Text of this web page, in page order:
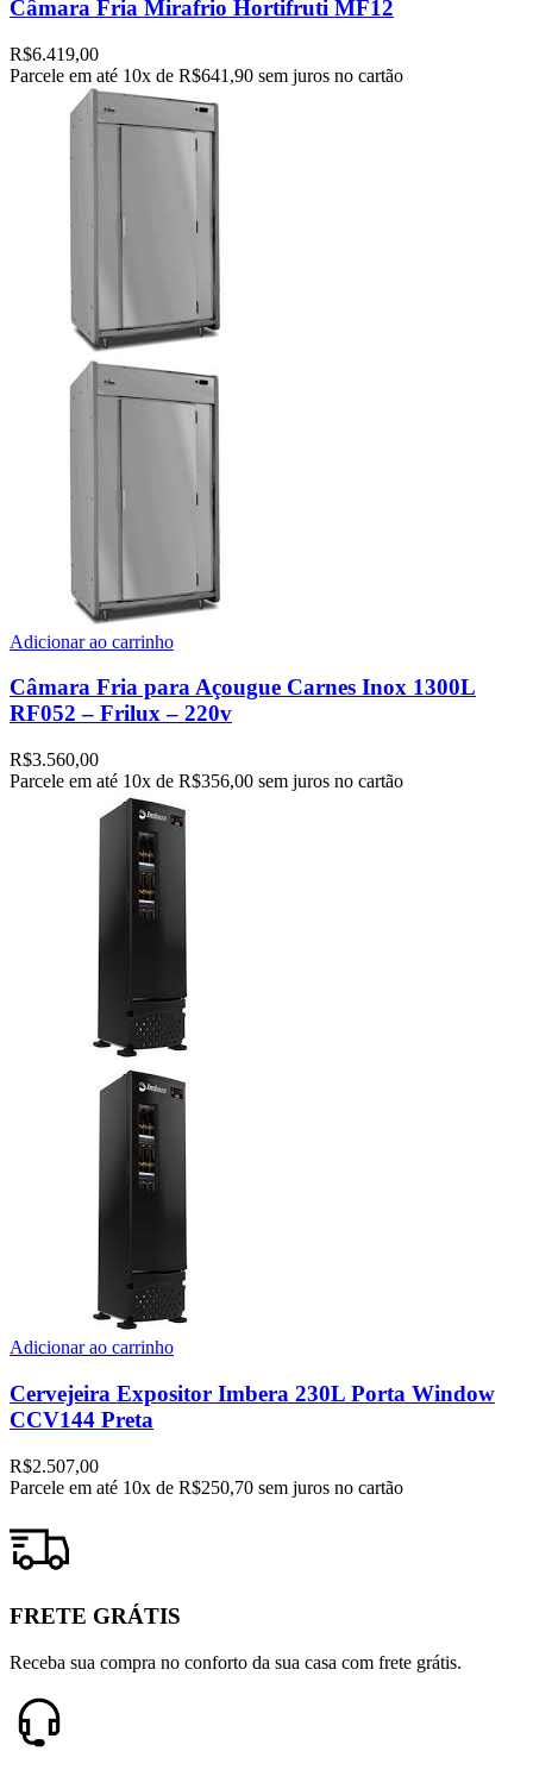
Câmara Fria Mirafrio Hortifruti MF12
R$6.419,00
Parcele em até 10x de R$641,90 sem juros no cartão
Adicionar ao carrinho
Câmara Fria para Açougue Carnes Inox 1300L
RF052 – Frilux – 220v
R$3.560,00
Parcele em até 10x de R$356,00 sem juros no cartão
Adicionar ao carrinho
Cervejeira Expositor Imbera 230L Porta Window
CCV144 Preta
R$2.507,00
Parcele em até 10x de R$250,70 sem juros no cartão
FRETE GRÁTIS
Receba sua compra no conforto da sua casa com frete grátis.